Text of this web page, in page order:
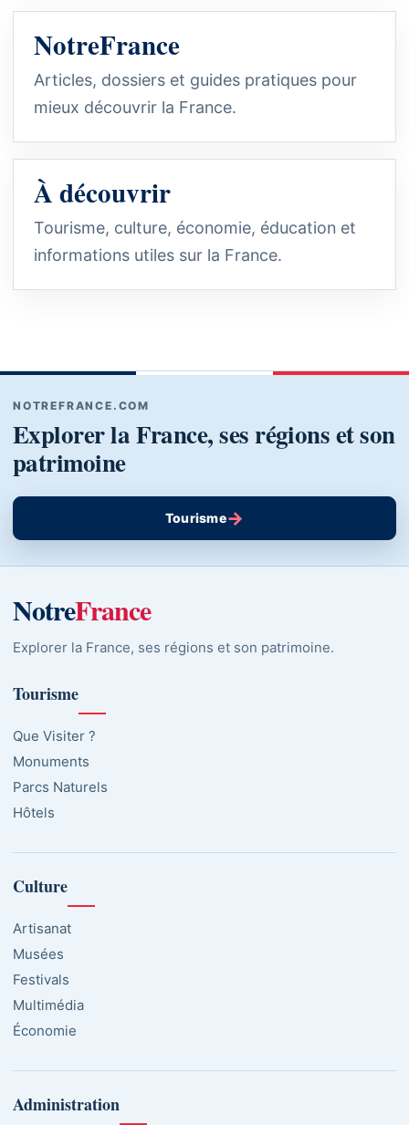
NotreFrance
Articles, dossiers et guides pratiques pour
mieux découvrir la France.
À découvrir
Tourisme, culture, économie, éducation et
informations utiles sur la France.
NOTREFRANCE.COM
Explorer la France, ses régions et son
patrimoine
Tourisme→
NotreFrance
Explorer la France, ses régions et son patrimoine.
Tourisme
Que Visiter ?
Monuments
Parcs Naturels
Hôtels
Culture
Artisanat
Musées
Festivals
Multimédia
Économie
Administration